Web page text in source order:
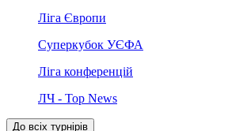
Ліга Європи
Суперкубок УЄФА
Ліга конференцій
ЛЧ - Top News
До всіх турнірів